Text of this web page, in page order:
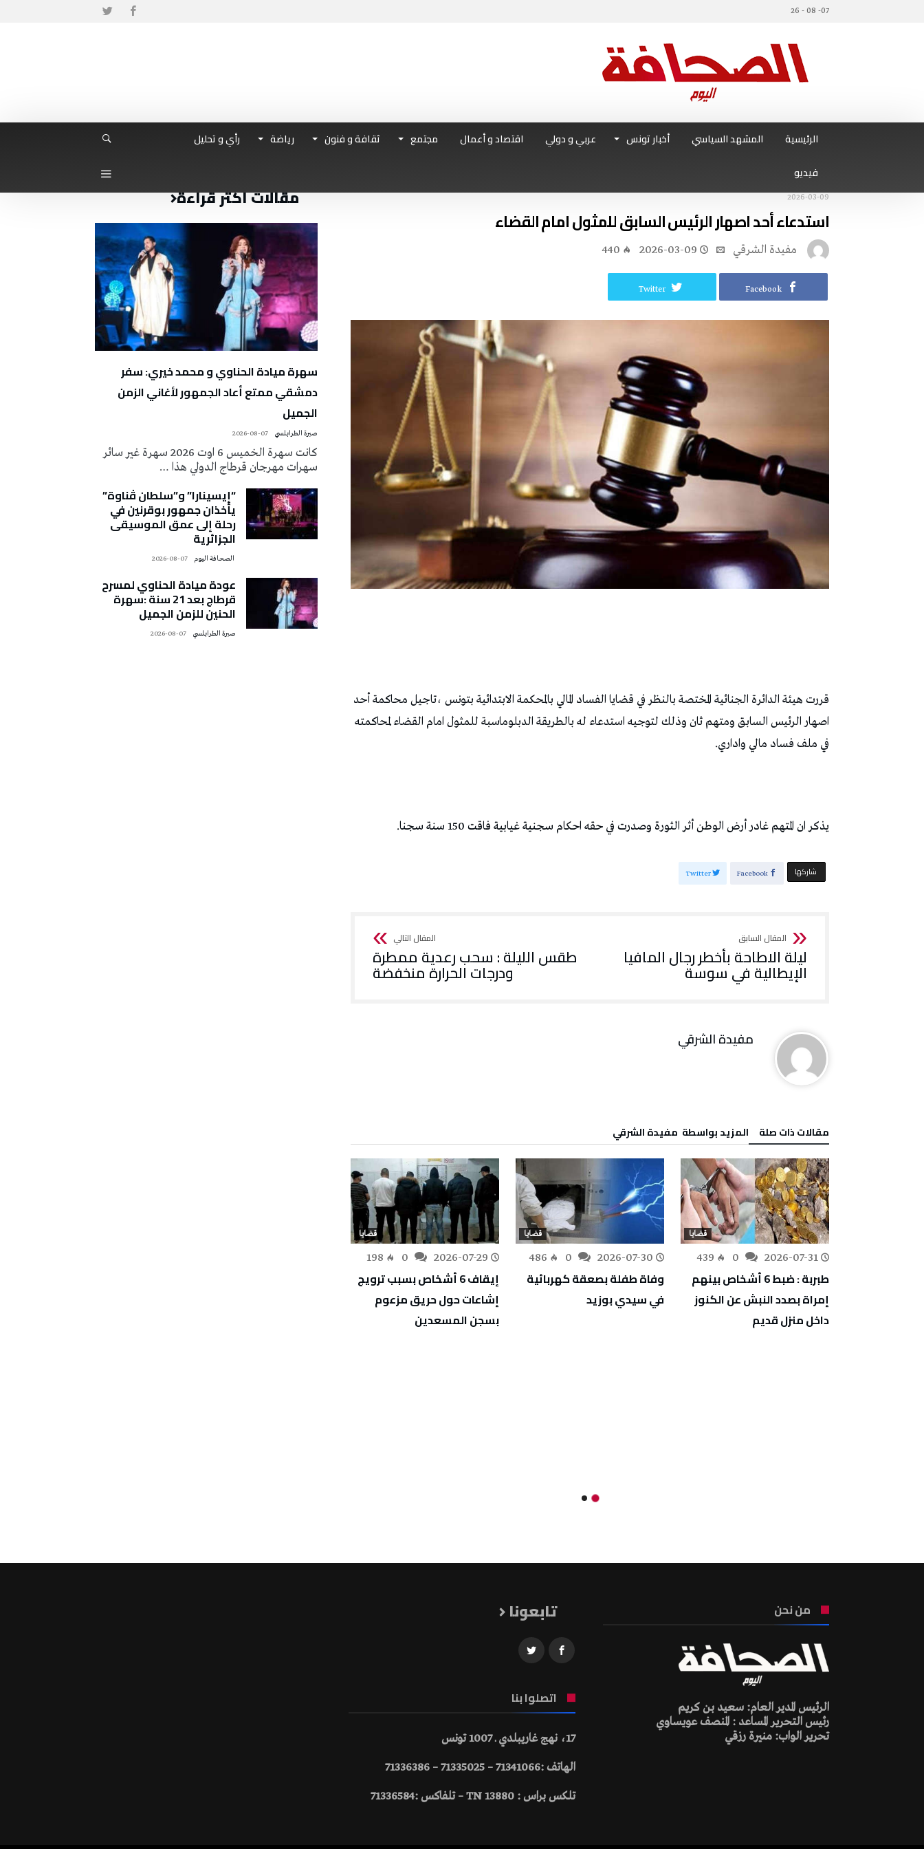
07- 08 - 26
الرئيسية المشهد السياسي أخبار تونس عربي و دولي اقتصاد و أعمال مجتمع ثقافة و فنون رياضة
رأي و تحليل
فيديو
2026-03-09
استدعاء أحد اصهار الرئيس السابق للمثول امام القضاء
مفيدة الشرقي 2026-03-09
440
Facebook
Twitter
قررت هيئة الدائرة الجنائية المختصة بالنظر في قضايا الفساد المالي بالمحكمة الابتدائية بتونس ،تاجيل محاكمة أحد
اصهار الرئيس السابق ومتهم ثان وذلك لتوجيه استدعاء له بالطريقة الدبلوماسبة للمثول امام القضاء لمحاكمته
في ملف فساد مالي واداري.
يذكر ان المتهم غادر أرض الوطن أثر الثورة وصدرت في حقه احكام سجنية غيابية فاقت 150 سنة سجنا.
‫‫ شاركها‬ Facebook
Twitter
ليلة الاطاحة بأخطر رجال المافيا
الإيطالية في سوسة
طقس الليلة : سحب رعدية ممطرة
ودرجات الحرارة منخفضة
مفيدة الشرقي
‫مقالات ذات صلة‬ ‫‫المزيد بواسطة‬ ‬ مفيدة الشرقي
قضايا
2026-07-31
439
طبربة : ضبط 6 أشخاص بينهم
إمراة بصدد النبش عن الكنوز
داخل منزل قديم
قضايا
2026-07-30
486
وفاة طفلة بصعقة كهربائية
في سيدي بوزيد
قضايا
2026-07-29
198
إيقاف 6 أشخاص بسبب ترويج
إشاعات حول حريق مزعوم
بسجن المسعدين
مقالات أكثر قراءة
سهرة ميادة الحناوي و محمد خيري: سفر
دمشقي ممتع أعاد الجمهور لأغاني الزمن
الجميل
صبرة الطرابلسي 2026-08-07
كانت سهرة الخميس 6 اوت 2026 سهرة غير سائر
سهرات مهرجان قرطاج الدولي هذا …
“إيسينارا” و”سلطان ڤناوة”
يأخذان جمهور بوقرنين في
رحلة إلى عمق الموسيقى
الجزائرية
2026-08-07
عودة ميادة الحناوي لمسرح
قرطاج بعد 21 سنة :سهرة
الحنين للزمن الجميل
صبرة الطرابلسي 2026-08-07
من نحن
الرئيس المدير العام: سعيد بن كريم
رئيس التحرير المساعد : المنصف عويساوي
تحرير الواب: منيرة رزقي
تابعونا
اتصلوا بنا
17، نهج غاريبلدي ـ 1007 تونس
الهاتف :71341066 – 71335025 – 71336386
تلكس براس : 13880 TN – تلفاكس :71336584